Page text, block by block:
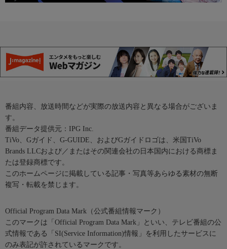
番組内容、放送時間などが実際の放送内容と異なる場合がございま
す。
番組データ提供元：IPG Inc.
TiVo、Gガイド、G-GUIDE、およびGガイドロゴは、米国TiVo
Brands LLCおよび／またはその関連会社の日本国内における商標ま
たは登録商標です。
このホームページに掲載している記事・写真等あらゆる素材の無断
複写・転載を禁じます。
Official Program Data Mark（公式番組情報マーク）
このマークは「Official Program Data Mark」といい、テレビ番組の公
式情報である「SI(Service Information)情報」を利用したサービスに
のみ表記が許されているマークです。